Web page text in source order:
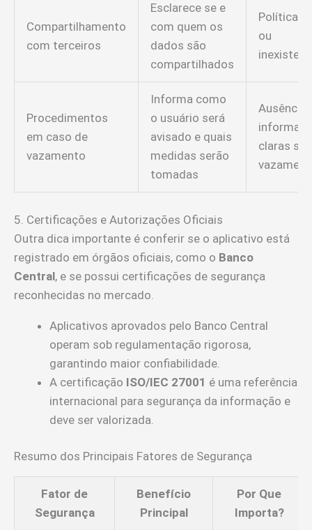
Compartilhamento
com terceiros
Esclarece se e
com quem os
dados são
compartilhados
Política
ou
Procedimentos
em caso de
vazamento
Informa como
o usuário será
avisado e quais
medidas serão
tomadas
Ausência
claras
5. Certificações e Autorizações Oficiais
Outra dica importante é conferir se o aplicativo está
registrado em órgãos oficiais, como o Banco
Central, e se possui certificações de segurança
reconhecidas no mercado.
Aplicativos aprovados pelo Banco Central
operam sob regulamentação rigorosa,
garantindo maior confiabilidade.
A certificação ISO/IEC 27001 é uma referência
internacional para segurança da informação e
deve ser valorizada.
Resumo dos Principais Fatores de Segurança
Fator de
Segurança
Benefício
Principal
Por Que
Importa?